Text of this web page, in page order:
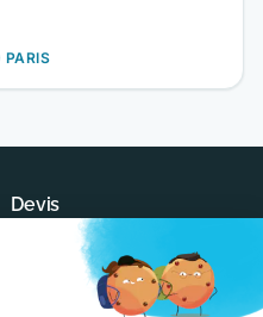
PARIS
Devis
Demander un devis
Trouver son constructeur